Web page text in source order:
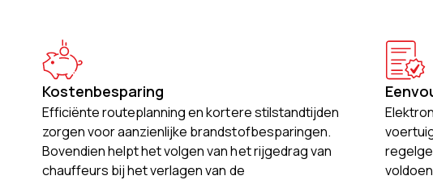
Kostenbesparing
Efficiënte routeplanning en kortere stilstandtijden
zorgen voor aanzienlijke brandstofbesparingen.
Bovendien helpt het volgen van het rijgedrag van
chauffeurs bij het verlagen van de